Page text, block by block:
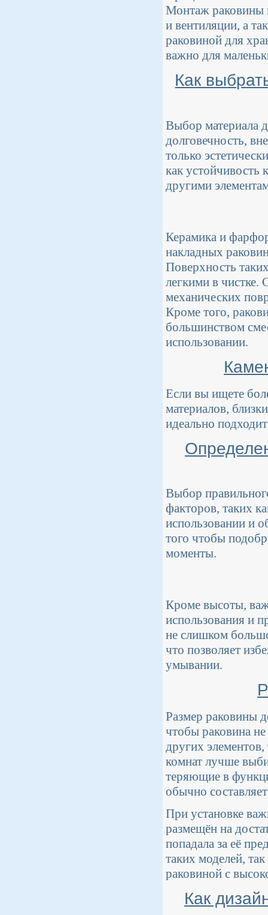
Монтаж раковины
и вентиляции, а
раковиной для
важно для
Как
Выбор материала
долговечность,
только
как устойчивость
другими
Керамика и
накладных
Поверхность
легкими в
механических
Кроме того,
большинством
использовании.
Если вы ищете
материалов,
идеально
Выбор
факторов, таких
использовании и
того чтобы
моменты.
Кроме высоты,
использования и
не слишком
что позволяет
умывании.
Размер раковины
чтобы раковина
других
комнат лучше
теряющие в
обычно
При установке
размещён на
попадала за её
таких моделей,
раковиной с
Как